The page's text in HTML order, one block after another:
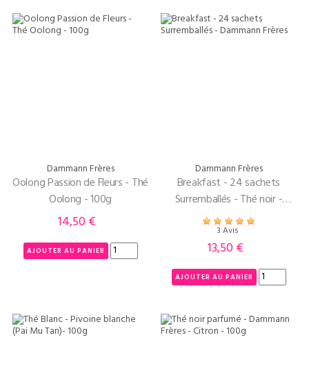
Dammann Frères
Oolong Passion de Fleurs - Thé
Oolong - 100g
Prix
14,50 €
AJOUTER AU PANIER
Dammann Frères
Breakfast - 24 sachets
Surremballés - Thé noir -
Dammann Frères
3 Avis
Prix
13,50 €
AJOUTER AU PANIER